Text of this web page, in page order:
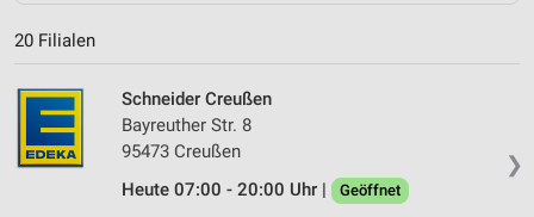
20 Filialen
❯
Schneider Creußen
Bayreuther Str. 8
95473 Creußen
Heute 07:00 - 20:00 Uhr |
Geöffnet